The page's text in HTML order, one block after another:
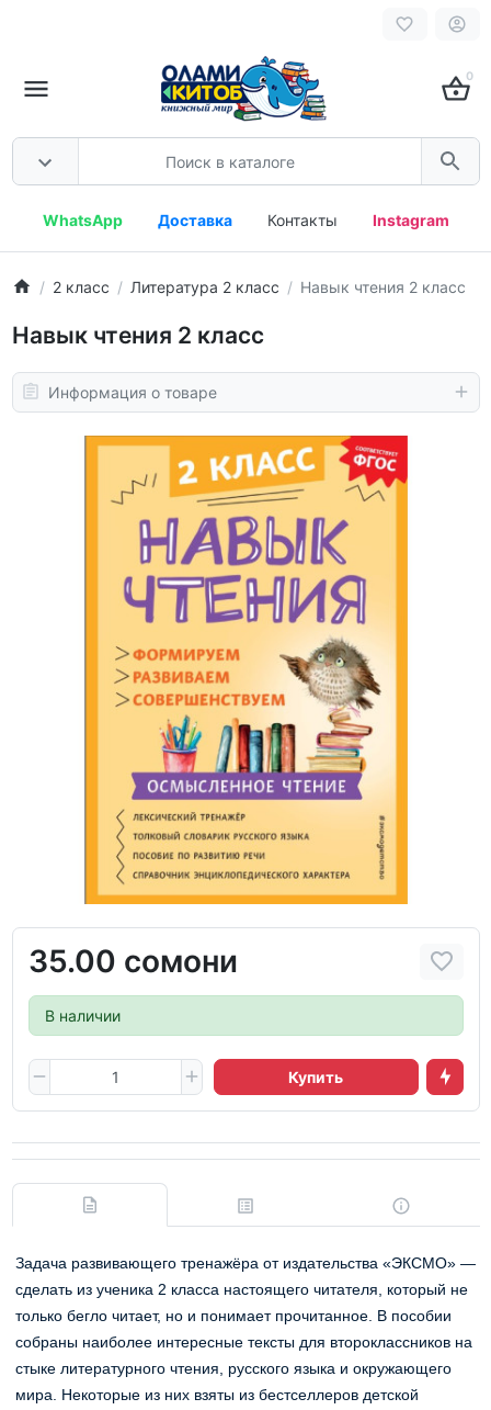
0
WhatsApp Доставка Контакты Instagram
2 класс Литература 2 класс Навык чтения 2 класс
Навык чтения 2 класс
Информация о товаре
35.00 сомони
В наличии
Купить
Задача развивающего тренажёра от издательства «ЭКСМО» —
сделать из ученика 2 класса настоящего читателя, который не
только бегло читает, но и понимает прочитанное. В пособии
собраны наиболее интересные тексты для второклассников на
стыке литературного чтения, русского языка и окружающего
мира. Некоторые из них взяты из бестселлеров детской